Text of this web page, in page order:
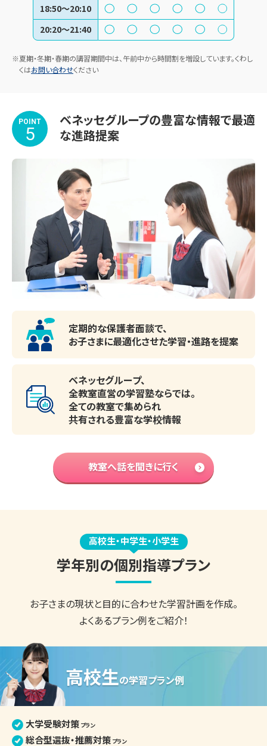
18:50～20:10
20:20～21:40
※夏期・冬期・春期の講習期間中は、午前中から時間割を増設しています。くわし
くはお問い合わせください
POINT
5
ベネッセグループの豊富な情報で最適
な進路提案
定期的な保護者面談で、
お子さまに最適化させた学習・進路を提案
ベネッセグループ、
全教室直営の学習塾ならでは。
全ての教室で集められ
共有される豊富な学校情報
教室へ話を聞きに行く
高校生・中学生・小学生
学年別の個別指導プラン
お子さまの現状と目的に合わせた学習計画を作成。
よくあるプラン例をご紹介！
高校生の学習プラン例
大学受験対策 プラン
総合型選抜・推薦対策 プラン